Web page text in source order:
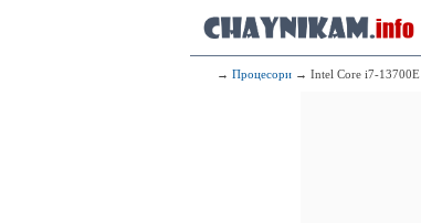
→ Процесори → Intel Core i7-13700E